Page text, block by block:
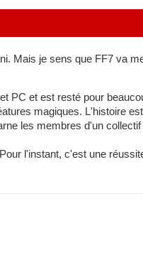
Mais je sens que FF7 va
PC et est resté pour
magiques. L'histoire
les membres d'un
l'instant, c'est une